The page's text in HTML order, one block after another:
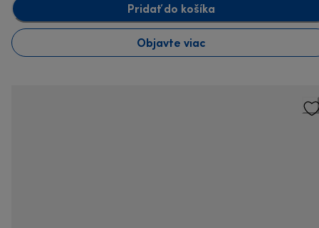
Pridať do košíka
Objavte viac